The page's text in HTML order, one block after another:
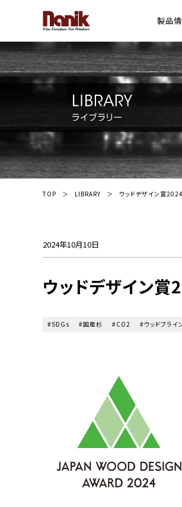
製品
[ 木製横型 ブラ
横型 ウッドブラ
プレミアムシリー
スギシリーズ ウ
Gシリーズ ウッド
ライトシリーズ ウ
FR(防炎)シリー
ウッドパーフェク
TOP LIBRARY ウッドデザイン賞
2024年10月10日
ウッドデザイン賞
SDGs 国産杉 CO2 ウッドブライ